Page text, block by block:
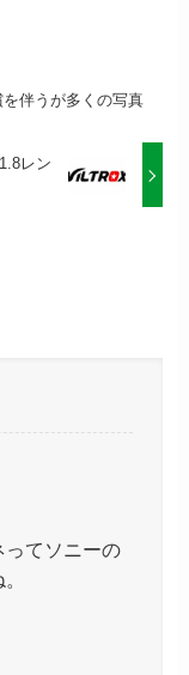
伴うが多くの写真
レン
てソニーの